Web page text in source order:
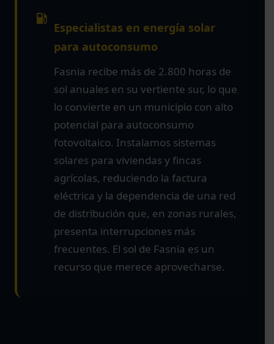
Especialistas en energía solar
para autoconsumo
Fasnia recibe más de 2.800 horas de
sol anuales en su vertiente sur, lo que
lo convierte en un municipio con alto
potencial para autoconsumo
fotovoltaico. Instalamos sistemas
solares para viviendas y fincas
agrícolas, reduciendo la factura
eléctrica y la dependencia de una red
de distribución que, en zonas rurales,
presenta interrupciones más
frecuentes. El sol de Fasnia es un
recurso que merece aprovecharse.